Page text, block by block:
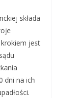
składa
jest
dni na ich